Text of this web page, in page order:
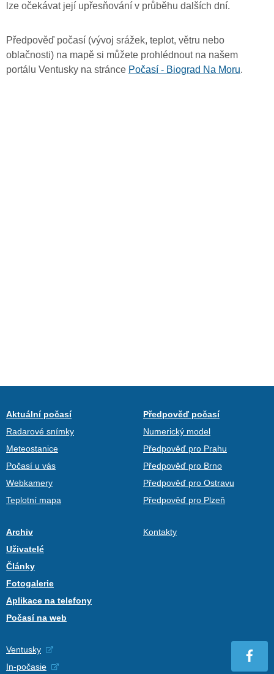
lze očekávat její upřesňování v průběhu dalších dní.
Předpověď počasí (vývoj srážek, teplot, větru nebo
oblačnosti) na mapě si můžete prohlédnout na našem
portálu Ventusky na stránce Počasí - Biograd Na Moru.
Aktuální počasí
Radarové snímky
Meteostanice
Počasí u vás
Webkamery
Teplotní mapa
Předpověď počasí
Numerický model
Předpověď pro Prahu
Předpověď pro Brno
Předpověď pro Ostravu
Předpověď pro Plzeň
Archiv
Uživatelé
Články
Fotogalerie
Aplikace na telefony
Počasí na web
Kontakty
Ventusky
In-počasie